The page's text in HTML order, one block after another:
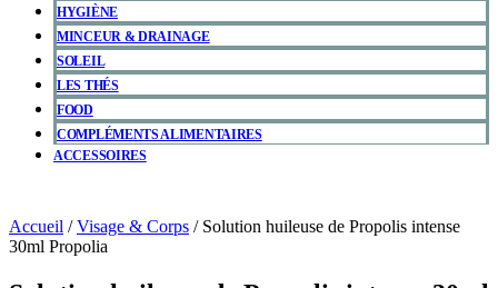
HYGIÈNE
MINCEUR & DRAINAGE
SOLEIL
LES THÉS
FOOD
COMPLÉMENTS ALIMENTAIRES
ACCESSOIRES
Accueil /Visage & Corps / Solution huileuse de Propolis intense
30ml Propolia